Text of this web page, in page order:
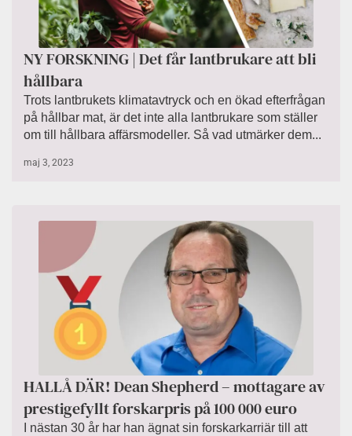
NY FORSKNING | Det får lantbrukare att bli
hållbara
Trots lantbrukets klimatavtryck och en ökad efterfrågan
på hållbar mat, är det inte alla lantbrukare som ställer
om till hållbara affärsmodeller. Så vad utmärker dem...
maj 3, 2023
HALLÅ DÄR! Dean Shepherd – mottagare av
prestigefyllt forskarpris på 100 000 euro
I nästan 30 år har han ägnat sin forskarkarriär till att